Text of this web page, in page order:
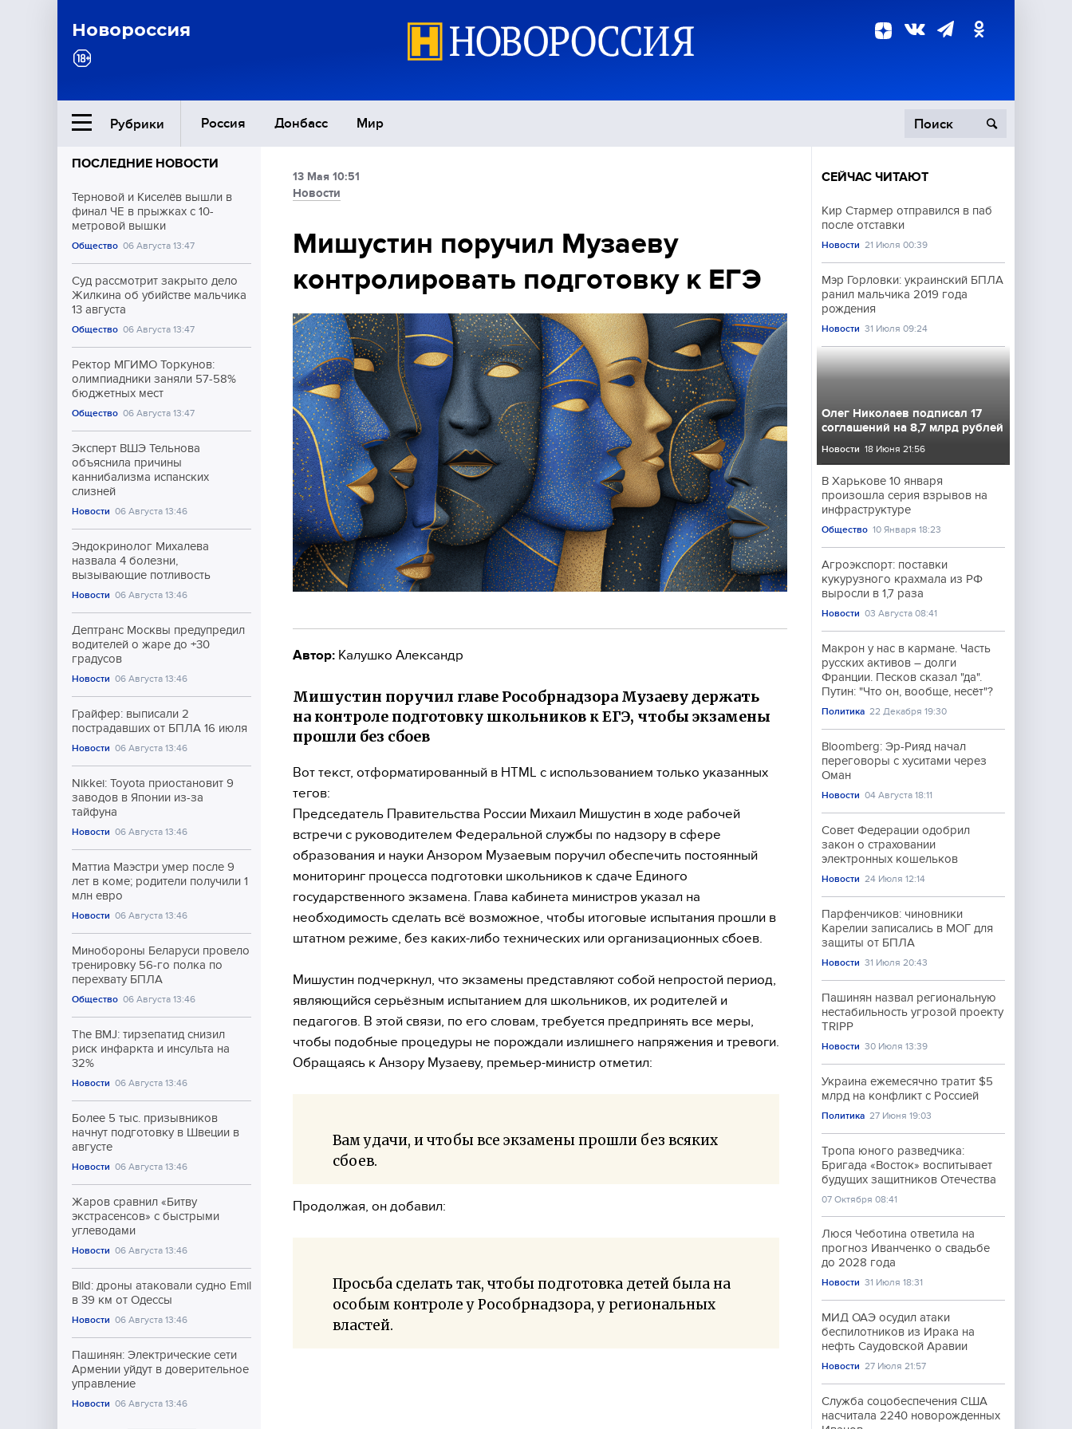
Новороссия
Рубрики Россия Донбасс Мир
Ближний Восток
Общество
Экономика
Происшествия
Культура
Спорт
ПОСЛЕДНИЕ НОВОСТИ
Терновой и Киселёв вышли в
финал ЧЕ в прыжках с 10-
метровой вышки
Общество 06 Августа 13:47
Суд рассмотрит закрыто дело
Жилкина об убийстве мальчика
13 августа
Общество 06 Августа 13:47
Ректор МГИМО Торкунов:
олимпиадники заняли 57-58%
бюджетных мест
Общество 06 Августа 13:47
Эксперт ВШЭ Тельнова
объяснила причины
каннибализма испанских
слизней
Новости 06 Августа 13:46
Эндокринолог Михалева
назвала 4 болезни,
вызывающие потливость
Новости 06 Августа 13:46
Дептранс Москвы предупредил
водителей о жаре до +30
градусов
Новости 06 Августа 13:46
Грайфер: выписали 2
пострадавших от БПЛА 16 июля
Новости 06 Августа 13:46
Nikkei: Toyota приостановит 9
заводов в Японии из-за
тайфуна
Новости 06 Августа 13:46
Маттиа Маэстри умер после 9
лет в коме; родители получили 1
млн евро
Новости 06 Августа 13:46
Минобороны Беларуси провело
тренировку 56-го полка по
перехвату БПЛА
Общество 06 Августа 13:46
The BMJ: тирзепатид снизил
риск инфаркта и инсульта на
32%
Новости 06 Августа 13:46
Более 5 тыс. призывников
начнут подготовку в Швеции в
августе
Новости 06 Августа 13:46
Жаров сравнил «Битву
экстрасенсов» с быстрыми
углеводами
Новости 06 Августа 13:46
Bild: дроны атаковали судно Emil
в 39 км от Одессы
Новости 06 Августа 13:46
Пашинян: Электрические сети
Армении уйдут в доверительное
управление
Новости 06 Августа 13:46
13 Мая 10:51
Новости
Мишустин поручил Музаеву
контролировать подготовку к ЕГЭ
Автор: Калушко Александр
Мишустин поручил главе Рособрнадзора Музаеву держать
на контроле подготовку школьников к ЕГЭ, чтобы экзамены
прошли без сбоев
Вот текст, отформатированный в HTML с использованием только указанных
тегов:
Председатель Правительства России Михаил Мишустин в ходе рабочей
встречи с руководителем Федеральной службы по надзору в сфере
образования и науки Анзором Музаевым поручил обеспечить постоянный
мониторинг процесса подготовки школьников к сдаче Единого
государственного экзамена. Глава кабинета министров указал на
необходимость сделать всё возможное, чтобы итоговые испытания прошли в
штатном режиме, без каких-либо технических или организационных сбоев.
Мишустин подчеркнул, что экзамены представляют собой непростой период,
являющийся серьёзным испытанием для школьников, их родителей и
педагогов. В этой связи, по его словам, требуется предпринять все меры,
чтобы подобные процедуры не порождали излишнего напряжения и тревоги.
Обращаясь к Анзору Музаеву, премьер-министр отметил:
Вам удачи, и чтобы все экзамены прошли без всяких
сбоев.
Продолжая, он добавил:
Просьба сделать так, чтобы подготовка детей была на
особым контроле у Рособрнадзора, у региональных
властей.
СЕЙЧАС ЧИТАЮТ
Кир Стармер отправился в паб
после отставки
Новости 21 Июля 00:39
Мэр Горловки: украинский БПЛА
ранил мальчика 2019 года
рождения
Новости 31 Июля 09:24
Олег Николаев подписал 17
соглашений на 8,7 млрд рублей
Новости 18 Июня 21:56
В Харькове 10 января
произошла серия взрывов на
инфраструктуре
Общество 10 Января 18:23
Агроэкспорт: поставки
кукурузного крахмала из РФ
выросли в 1,7 раза
Новости 03 Августа 08:41
Макрон у нас в кармане. Часть
русских активов – долги
Франции. Песков сказал "да".
Путин: "Что он, вообще, несёт"?
Политика 22 Декабря 19:30
Bloomberg: Эр-Рияд начал
переговоры с хуситами через
Оман
Новости 04 Августа 18:11
Совет Федерации одобрил
закон о страховании
электронных кошельков
Новости 24 Июля 12:14
Парфенчиков: чиновники
Карелии записались в МОГ для
защиты от БПЛА
Новости 31 Июля 20:43
Пашинян назвал региональную
нестабильность угрозой проекту
TRIPP
Новости 30 Июля 13:39
Украина ежемесячно тратит $5
млрд на конфликт с Россией
Политика 27 Июня 19:03
Тропа юного разведчика:
Бригада «Восток» воспитывает
будущих защитников Отечества
07 Октября 08:41
Люся Чеботина ответила на
прогноз Иванченко о свадьбе
до 2028 года
Новости 31 Июля 18:31
МИД ОАЭ осудил атаки
беспилотников из Ирака на
нефть Саудовской Аравии
Новости 27 Июля 21:57
Служба соцобеспечения США
насчитала 2240 новорожденных